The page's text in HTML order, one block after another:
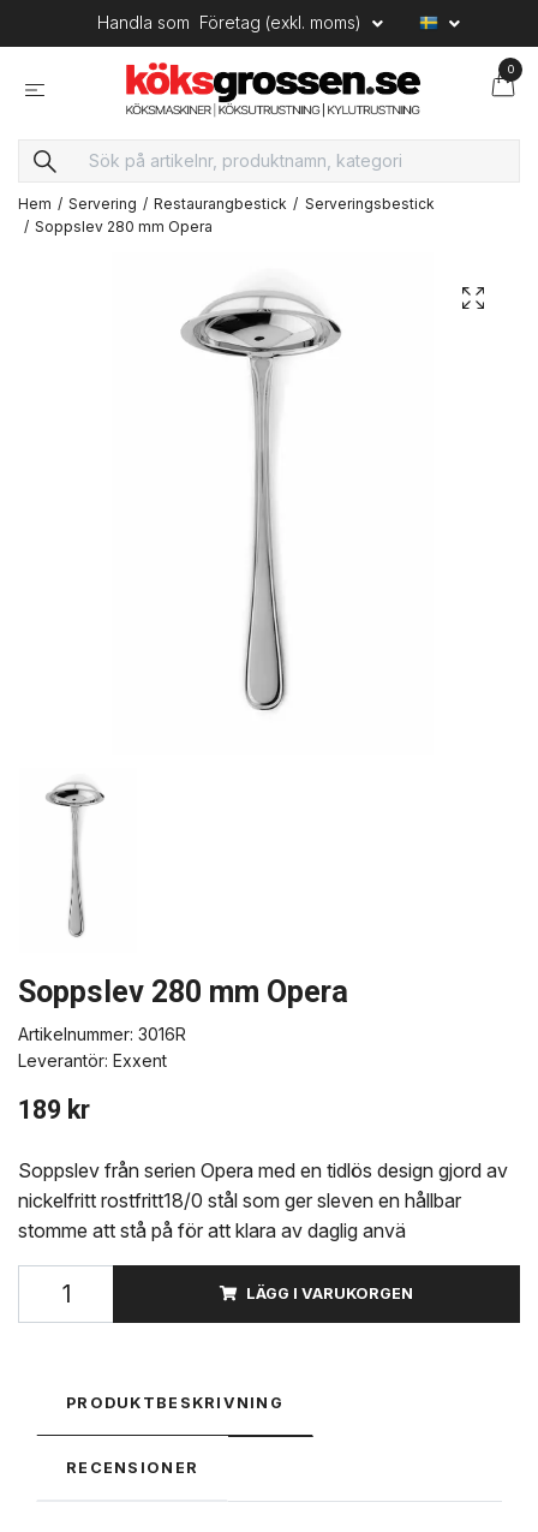
Handla som Företag (exkl. moms)
0
Hem Servering Restaurangbestick
Serveringsbestick
Soppslev 280 mm Opera
Soppslev 280 mm Opera
Artikelnummer: 3016R
Leverantör: Exxent
189 kr
Soppslev från serien Opera med en tidlös design gjord av
nickelfritt rostfritt18/0 stål som ger sleven en hållbar
stomme att stå på för att klara av daglig anvä
LÄGG I VARUKORGEN
PRODUKTBESKRIVNING
RECENSIONER